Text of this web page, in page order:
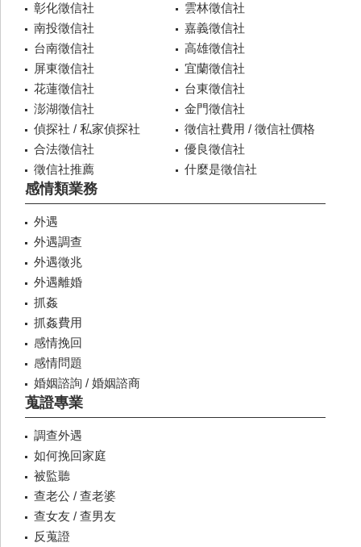
彰化徵信社
雲林徵信社
南投徵信社
嘉義徵信社
台南徵信社
高雄徵信社
屏東徵信社
宜蘭徵信社
花蓮徵信社
台東徵信社
澎湖徵信社
金門徵信社
偵探社 / 私家偵探社
徵信社費用 / 徵信社價格
合法徵信社
優良徵信社
徵信社推薦
什麼是徵信社
感情類業務
外遇
外遇調查
外遇徵兆
外遇離婚
抓姦
抓姦費用
感情挽回
感情問題
婚姻諮詢 / 婚姻諮商
蒐證專業
調查外遇
如何挽回家庭
被監聽
查老公 / 查老婆
查女友 / 查男友
反蒐證